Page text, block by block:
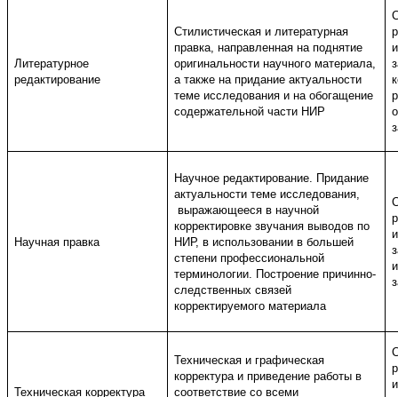
Литературное
редактирование
Стилистическая и литературная
правка, направленная на поднятие
оригинальности научного материала,
а также на придание актуальности
теме исследования и на обогащение
содержательной части НИР
Научная правка
Научное редактирование. Придание
актуальности теме исследования,
выражающееся в научной
корректировке звучания выводов по
НИР, в использовании в большей
степени профессиональной
терминологии. Построение причинно-
следственных связей
корректируемого материала
Техническая корректура
Техническая и графическая
корректура и приведение работы в
соответствие со всеми